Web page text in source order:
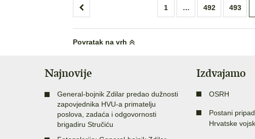
Brojevi
objava
1 … 492 493
Povratak na vrh
Najnovije
General-bojnik Zdilar predao dužnosti
zapovjednika HVU-a primatelju
poslova, zadaća i odgovornosti
brigadiru Stručiću
Izdvajamo
OSRH
Postani
Hrvatske